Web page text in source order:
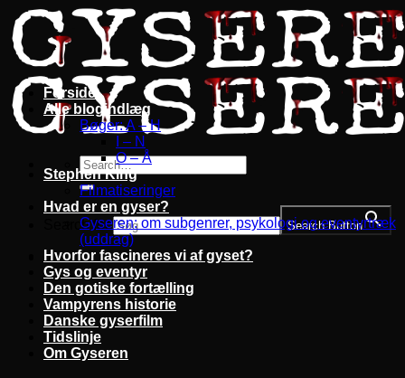
Fortsæt
til
indhold
Search for: Search Button
Forside
Alle blogindlæg
Bøger: A – H
I – N
O – Å
Stephen King
Filmatiseringer
Hvad er en gyser?
Gyseren: om subgenrer, psykologi og eventyrtræk
(uddrag)
Hvorfor fascineres vi af gyset?
Gys og eventyr
Den gotiske fortælling
Vampyrens historie
Danske gyserfilm
Tidslinje
Om Gyseren